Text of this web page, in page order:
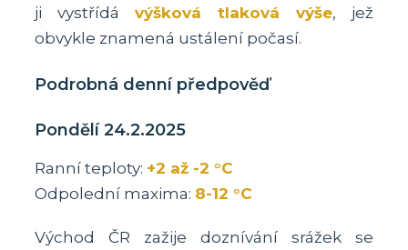
ji vystřídávýšková tlaková výše, jež
obvykle znamená ustálení počasí.
Podrobná denní předpověď
Pondělí 24.2.2025
Ranní teploty: +2 až -2 °C
Odpolední maxima: 8-12 °C
Východ ČR zažije doznívání srážek se